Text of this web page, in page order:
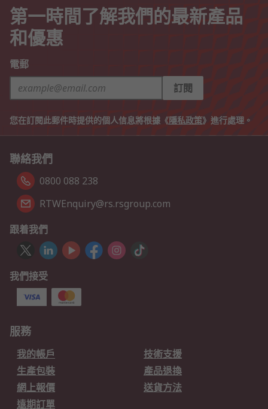
第一時間了解我們的最新產品
和優惠
電郵
訂閱
您在訂閱此郵件時提供的個人信息將根據《隱私政策》進行處理。
聯絡我們
0800 088 238
RTWEnquiry@rs.rsgroup.com
跟着我們
我們接受
服務
我的帳戶
技術支援
生產包裝
產品退換
網上報價
送貨方法
遠期訂單